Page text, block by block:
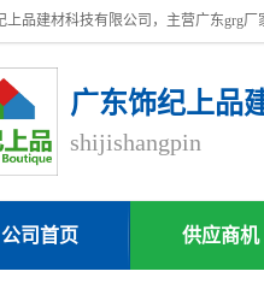
广东饰纪上品
shijishangpin
公司首页 供应商机